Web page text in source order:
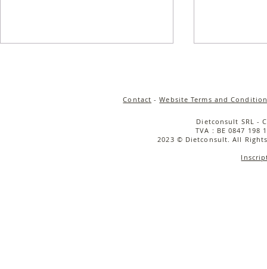
Salade de
Contact -Website Terms and
Dietconsult SRL -
TVA : BE 0847 198
2023 © Dietconsult. All